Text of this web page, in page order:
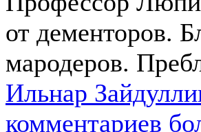
от дементоров.
мародеров.
Ильнар
комментариев